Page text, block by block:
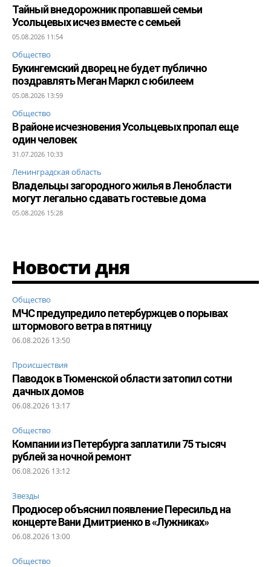
Тайный внедорожник пропавшей семьи
Усольцевых исчез вместе с семьей
05.08.2026 11:54
Общество
Букингемский дворец не будет публично
поздравлять Меган Маркл с юбилеем
05.08.2026 13:59
Общество
В районе исчезновения Усольцевых пропал еще
один человек
31.07.2026 10:33
Ленинградская область
Владельцы загородного жилья в Ленобласти
могут легально сдавать гостевые дома
05.08.2026 15:28
Новости дня
Общество
МЧС предупредило петербуржцев о порывах
штормового ветра в пятницу
06.08.2026 13:50
Происшествия
Паводок в Тюменской области затопил сотни
дачных домов
06.08.2026 13:17
Общество
Компании из Петербурга заплатили 75 тысяч
рублей за ночной ремонт
06.08.2026 13:12
Звезды
Продюсер объяснил появление Пересильд на
концерте Вани Дмитриенко в «Лужниках»
06.08.2026 13:00
Общество